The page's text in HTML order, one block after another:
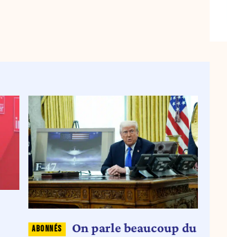
On parle beaucoup du